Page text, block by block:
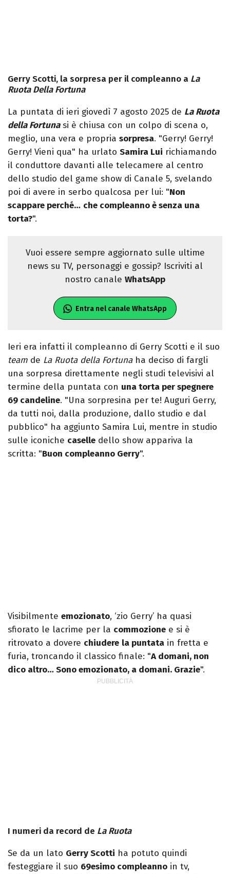
Gerry Scotti, la sorpresa per il compleanno a La
Ruota Della Fortuna
La puntata di ieri giovedì 7 agosto 2025 de La Ruota
della Fortunasi è chiusa con un colpo di scena o,
meglio, una vera e propria sorpresa. "Gerry! Gerry!
Gerry! Vieni qua" ha urlato Samira Lui richiamando
il conduttore davanti alle telecamere al centro
dello studio del game show di Canale 5, svelando
poi di avere in serbo qualcosa per lui: "Non
scappare perché… che compleanno è senza una
torta?".
Vuoi essere sempre aggiornato sulle ultime
news su TV, personaggi e gossip? Iscriviti al
nostro canale WhatsApp
Entra nel canale WhatsApp
Ieri era infatti il compleanno di Gerry Scotti e il suo
team de La Ruota della Fortunaha deciso di fargli
una sorpresa direttamente negli studi televisivi al
termine della puntata con una torta per spegnere
69 candeline. "Una sorpresina per te! Auguri Gerry,
da tutti noi, dalla produzione, dallo studio e dal
pubblico" ha aggiunto Samira Lui, mentre in studio
sulle iconiche caselle dello show appariva la
scritta: "Buon compleanno Gerry".
Visibilmente emozionato, ‘zio Gerry’ ha quasi
sfiorato le lacrime per la commozione e si è
ritrovato a dovere chiudere la puntata in fretta e
furia, troncando il classico finale: "A domani, non
dico altro… Sono emozionato, a domani. Grazie".
I numeri da record de La Ruota
Se da un lato Gerry Scotti ha potuto quindi
festeggiare il suo 69esimo compleanno in tv,